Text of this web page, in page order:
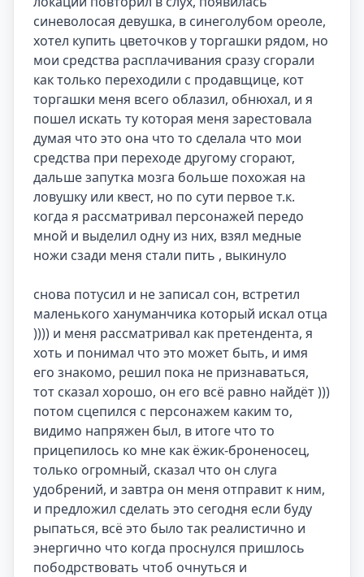
синеволосая девушка, в синеголубом ореоле,
хотел купить цветочков у торгашки рядом, но
мои средства расплачивания сразу сгорали
как только переходили с продавщице, кот
торгашки меня всего облазил, обнюхал, и я
пошел искать ту которая меня зарестовала
думая что это она что то сделала что мои
средства при переходе другому сгорают,
дальше запутка мозга больше похожая на
ловушку или квест, но по сути первое т.к.
когда я рассматривал персонажей передо
мной и выделил одну из них, взял медные
ножи сзади меня стали пить , выкинуло
снова потусил и не записал сон, встретил
маленького хануманчика который искал отца
)))) и меня рассматривал как претендента, я
хоть и понимал что это может быть, и имя
его знакомо, решил пока не признаваться,
тот сказал хорошо, он его всё равно найдёт )))
потом сцепился с персонажем каким то,
видимо напряжен был, в итоге что то
прицепилось ко мне как ёжик-броненосец,
только огромный, сказал что он слуга
удобрений, и завтра он меня отправит к ним,
и предложил сделать это сегодня если буду
рыпаться, всё это было так реалистично и
энергично что когда проснулся пришлось
пободрствовать чтоб очнуться и